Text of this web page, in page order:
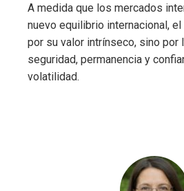
A medida que los mercados
nuevo equilibrio internacional,
por su valor intrínseco, sino por
seguridad, permanencia y
volatilidad.